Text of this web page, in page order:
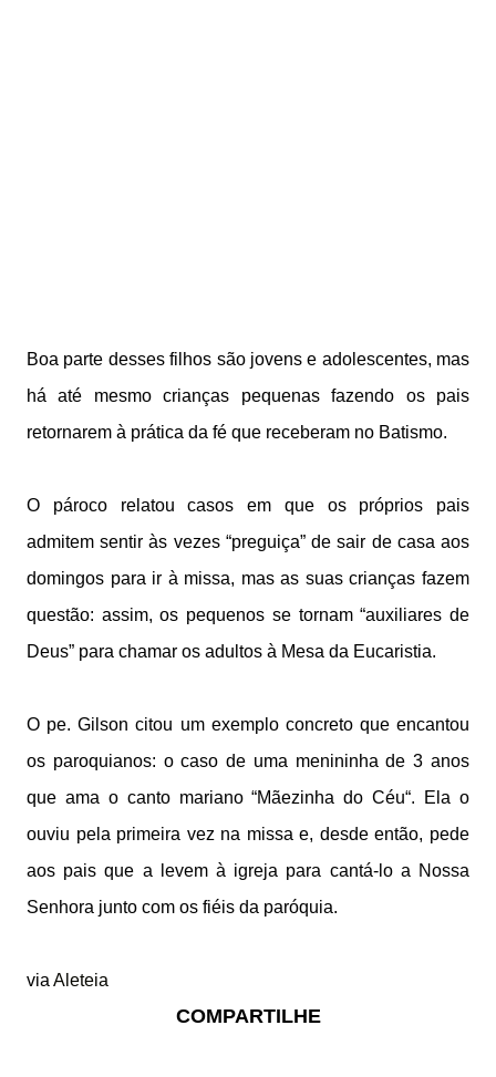
Boa parte desses filhos são jovens e adolescentes, mas
há até mesmo crianças pequenas fazendo os pais
retornarem à prática da fé que receberam no Batismo.
O pároco relatou casos em que os próprios pais
admitem sentir às vezes “preguiça” de sair de casa aos
domingos para ir à missa, mas as suas crianças fazem
questão: assim, os pequenos se tornam “auxiliares de
Deus” para chamar os adultos à Mesa da Eucaristia.
O pe. Gilson citou um exemplo concreto que encantou
os paroquianos: o caso de uma menininha de 3 anos
que ama o canto mariano “Mãezinha do Céu“. Ela o
ouviu pela primeira vez na missa e, desde então, pede
aos pais que a levem à igreja para cantá-lo a Nossa
Senhora junto com os fiéis da paróquia.
via Aleteia
COMPARTILHE